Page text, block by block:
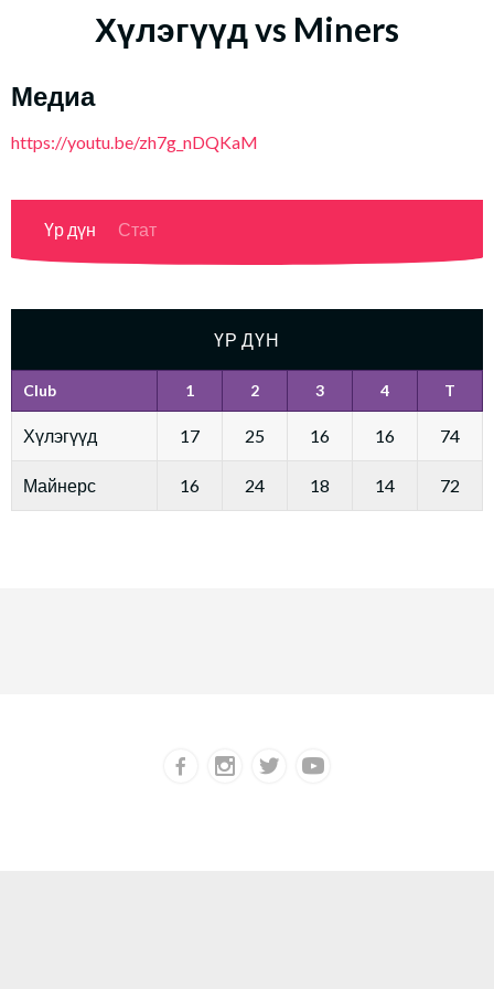
Хүлэгүүд vs Miners
Медиа
https://youtu.be/zh7g_nDQKaM
Үр дүн Стат
ҮР ДҮН
Club 1 2 3 4 T
Хүлэгүүд 17 25 16 16 74
Майнерс 16 24 18 14 72